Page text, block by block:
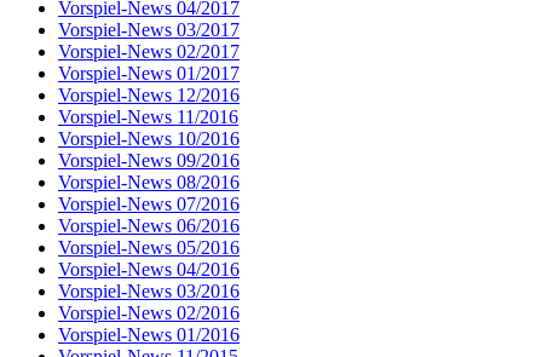
Vorspiel-News 04/2017
Vorspiel-News 03/2017
Vorspiel-News 02/2017
Vorspiel-News 01/2017
Vorspiel-News 12/2016
Vorspiel-News 11/2016
Vorspiel-News 10/2016
Vorspiel-News 09/2016
Vorspiel-News 08/2016
Vorspiel-News 07/2016
Vorspiel-News 06/2016
Vorspiel-News 05/2016
Vorspiel-News 04/2016
Vorspiel-News 03/2016
Vorspiel-News 02/2016
Vorspiel-News 01/2016